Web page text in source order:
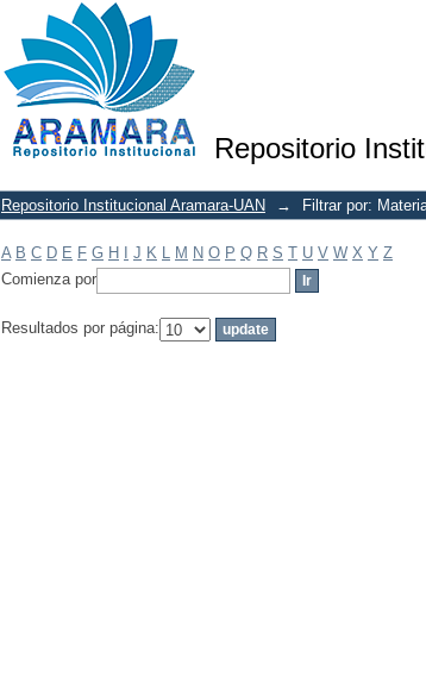
Repositorio
Filtrar por: Materia
Repositorio Institucional Aramara-UAN → Filtrar por:
A B C D E F G H J K L M N O P Q R S T U V W X Y Z
Comienza por
Resultados por página: